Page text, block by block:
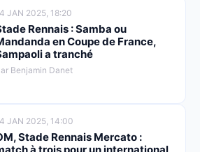
JAN 2025, 18:20
Rennais : Samba ou
en Coupe de France,
a tranché
Benjamin Danet
JAN 2025, 14:00
Stade Rennais Mercato :